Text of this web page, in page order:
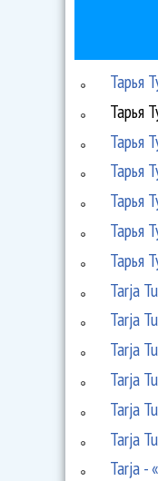
Тарья
Тарья
Тарья
Тарья
Тарья
Тарья
Тарья
Tarja
Tarja
Tarja
Tarja
Tarja
Tarja
Tarja -